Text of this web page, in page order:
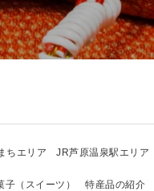
ちエリア JR芦原温泉駅エリア
（スイーツ） 特産品の紹介